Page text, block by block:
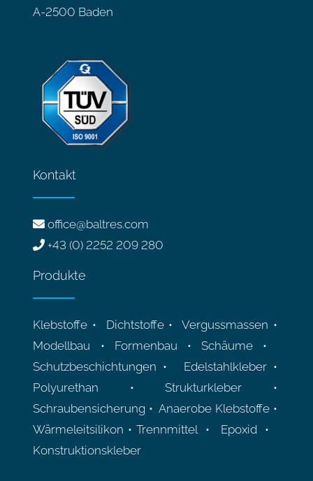
A-2500 Baden
Kontakt
office@baltres.com
+43 (0) 2252 209 280
Produkte
Klebstoffe • Dichtstoffe • Vergussmassen •
Modellbau • Formenbau • Schäume •
Schutzbeschichtungen • Edelstahlkleber •
Polyurethan • Strukturkleber •
Schraubensicherung • Anaerobe Klebstoffe •
Wärmeleitsilikon • Trennmittel • Epoxid •
Konstruktionskleber